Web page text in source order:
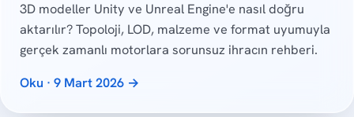
3D modeller Unity ve Unreal Engine'e nasıl doğru
aktarılır? Topoloji, LOD, malzeme ve format uyumuyla
gerçek zamanlı motorlara sorunsuz ihracın rehberi.
Oku · 9 Mart 2026 →